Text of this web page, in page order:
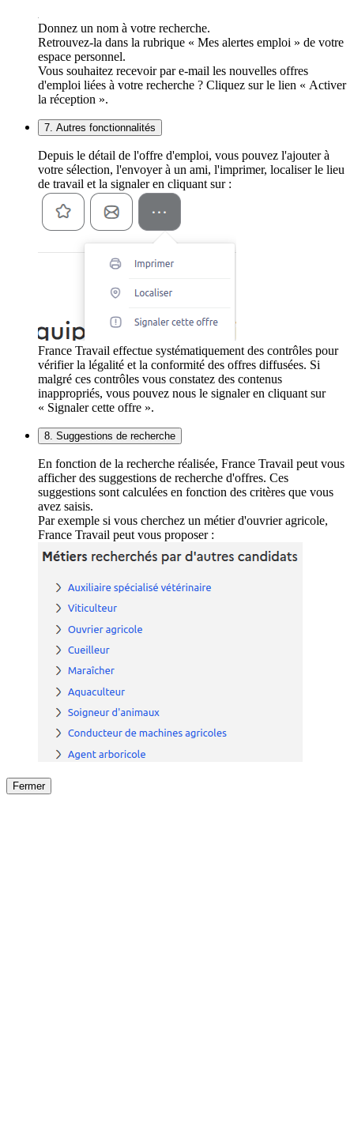
Donnez un nom à votre recherche.
Retrouvez-la dans la rubrique « Mes alertes emploi » de votre
espace personnel.
Vous souhaitez recevoir par e-mail les nouvelles offres
d'emploi liées à votre recherche ? Cliquez sur le lien « Activer
la réception ».
7. Autres fonctionnalités
Depuis le détail de l'offre d'emploi, vous pouvez l'ajouter à
votre sélection, l'envoyer à un ami, l'imprimer, localiser le lieu
de travail et la signaler en cliquant sur :
France Travail effectue systématiquement des contrôles pour
vérifier la légalité et la conformité des offres diffusées. Si
malgré ces contrôles vous constatez des contenus
inappropriés, vous pouvez nous le signaler en cliquant sur
« Signaler cette offre ».
8. Suggestions de recherche
En fonction de la recherche réalisée, France Travail peut vous
afficher des suggestions de recherche d'offres. Ces
suggestions sont calculées en fonction des critères que vous
avez saisis.
Par exemple si vous cherchez un métier d'ouvrier agricole,
France Travail peut vous proposer :
Fermer